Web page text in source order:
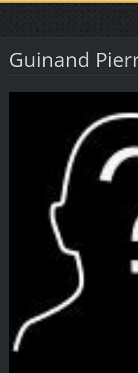
Guinand